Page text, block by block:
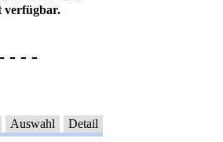
verfügbar.
- - -
Auswahl Detail